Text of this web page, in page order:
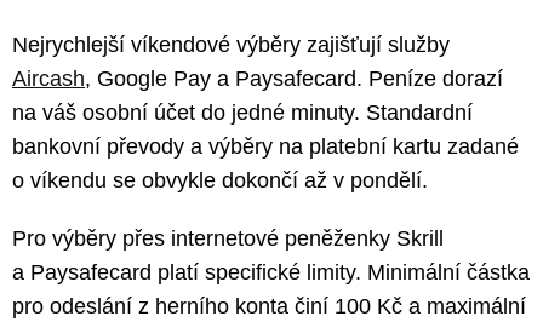
Nejrychlejší víkendové výběry zajišťují služby
Aircash, Google Pay a Paysafecard. Peníze dorazí
na váš osobní účet do jedné minuty. Standardní
bankovní převody a výběry na platební kartu zadané
o víkendu se obvykle dokončí až v pondělí.
Pro výběry přes internetové peněženky Skrill
a Paysafecard platí specifické limity. Minimální částka
pro odeslání z herního konta činí 100 Kč a maximální